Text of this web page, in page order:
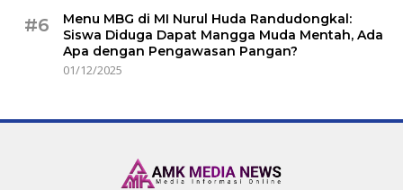
#6
Menu MBG di MI Nurul Huda Randudongkal:
Siswa Diduga Dapat Mangga Muda Mentah, Ada
Apa dengan Pengawasan Pangan?
01/12/2025